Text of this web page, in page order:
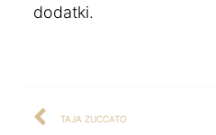
dodatki.
TAJA ZUCCATO